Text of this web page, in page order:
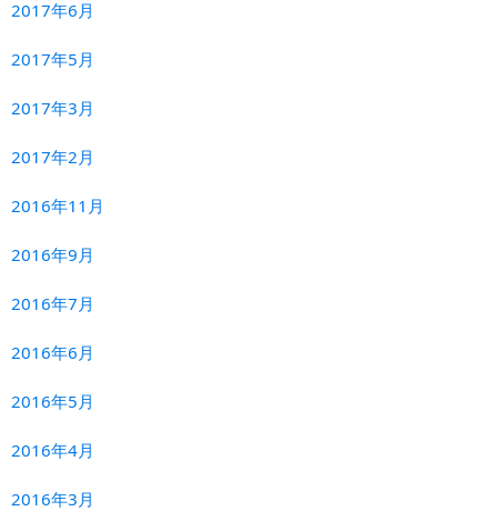
2017年6月
2017年5月
2017年3月
2017年2月
2016年11月
2016年9月
2016年7月
2016年6月
2016年5月
2016年4月
2016年3月